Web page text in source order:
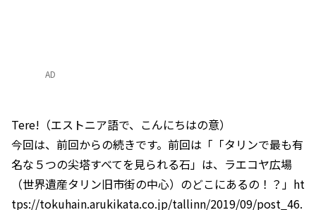
AD
Tere!（エストニア語で、こんにちはの意）
今回は、前回からの続きです。前回は「「タリンで最も有
名な５つの尖塔すべてを見られる石」は、ラエコヤ広場
（世界遺産タリン旧市街の中心）のどこにあるの！？」ht
tps://tokuhain.arukikata.co.jp/tallinn/2019/09/post_46.